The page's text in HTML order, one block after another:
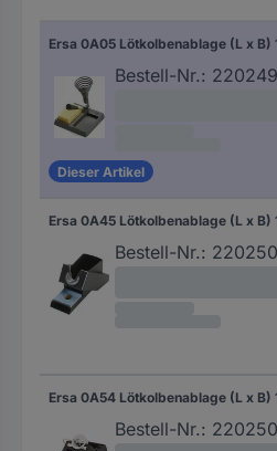
Ersa 0A05 Lötkolbenablage (L x B)
Bestell-Nr.:
Dieser Artikel
Ersa 0A45 Lötkolbenablage (L x B)
Bestell-Nr.:
Ersa 0A54 Lötkolbenablage (L x B)
Bestell-Nr.: